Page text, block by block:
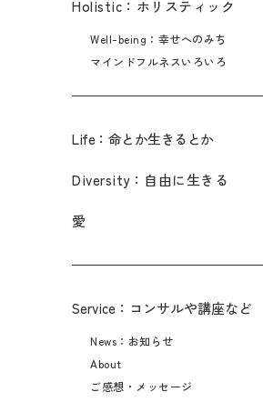
Holistic：ホリスティック
Well-being：幸せへのみち
マインドフルネスいろいろ
Life：命とか生きるとか
Diversity：自由に生きる
愛
Service：コンサルや講座など
News：お知らせ
About
ご感想・メッセージ